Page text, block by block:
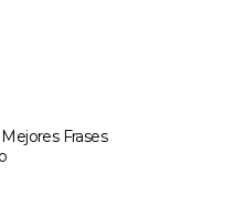
Frases